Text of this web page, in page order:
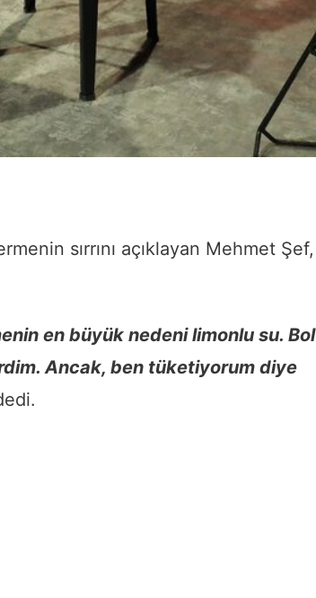
sırrını açıklayan Mehmet Şef,
en büyük nedeni limonlu su. Bol
Ancak, ben tüketiyorum diye